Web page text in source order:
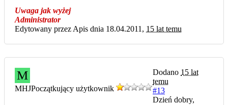
Uwaga jak wyżej
Administrator
Edytowany przez Apis dnia 18.04.2011, 15 lat temu
M
MHJPoczątkujący użytkownik
Dodano 15 lat
temu
#13
Dzień dobry,